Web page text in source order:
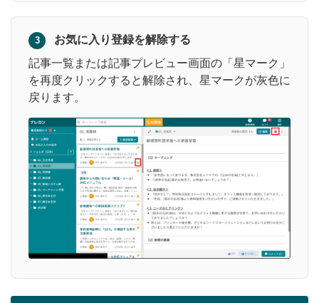
3
お気に入り登録を解除する
記事一覧または記事プレビュー画面の「星マーク」
を再度クリックすると解除され、星マークが灰色に
戻ります。